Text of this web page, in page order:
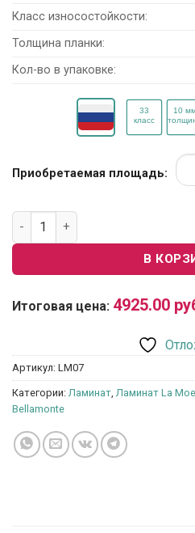
Класс износостойкости:
Толщина планки:
Кол-во в упаковке:
Приобретаемая площадь:
Количество товара Ламинат
В
Итоговая цена: 4925.00
Артикул: LM07
Категории: Ламинат Ламинат La
Bellamonte